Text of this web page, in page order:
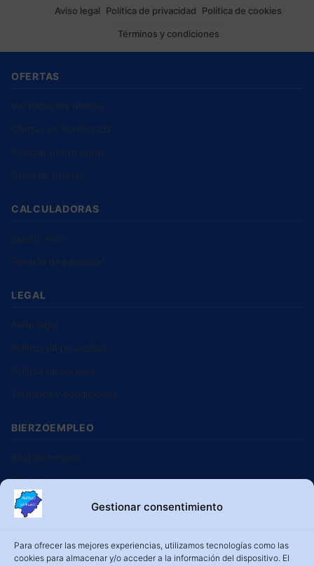
Gestionar consentimiento
Para ofrecer las mejores experiencias, utilizamos tecnologías como las
cookies para almacenar y/o acceder a la información del dispositivo. El
Aviso legal Política de privacidad Política de cookies
Términos y condiciones
OFERTAS
Ver todas las ofertas
Ofertas en Ponferrada
Publicar oferta gratis
Panel de ofertas
CALCULADORAS
Sueldo neto
Pensión de jubilación
LEGAL
Aviso legal
Política de privacidad
Política de cookies
Términos y condiciones
BIERZOEMPLEO
Blog de empleo
Contacto
Usuarios